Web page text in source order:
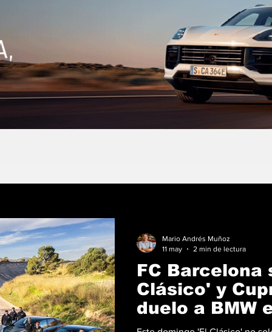
FC Barcelona
Clásico' y
duelo a BMW
Española
Mario Andrés Muñoz
11 may
2 min de lectura